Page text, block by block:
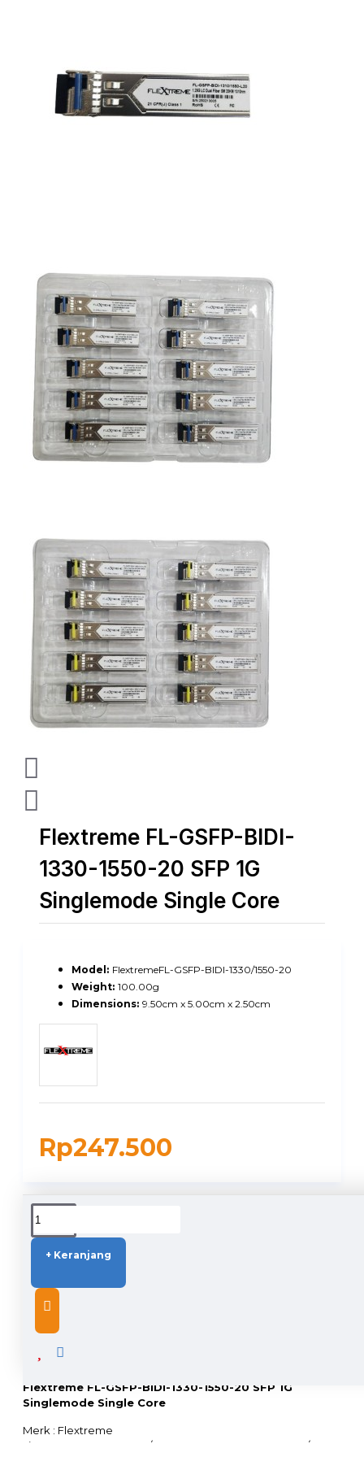
Flextreme FL-GSFP-BIDI-
1330-1550-20 SFP 1G
Singlemode Single Core
Rp247.500
Model: FlextremeFL-GSFP-BIDI-1330/1550-20
Weight: 100.00g
Dimensions: 9.50cm x 5.00cm x 2.50cm
+ Keranjang
DUKUNGAN PENGIRIMAN
DESCRIPTION
Flextreme FL-GSFP-BIDI-1330-1550-20 SFP 1G
Singlemode Single Core
Merk : Flextreme
Tipe : FL-GSFP-BIDI-1310/1550-L20 & FL-GSFP-BIDI-1550/1310-